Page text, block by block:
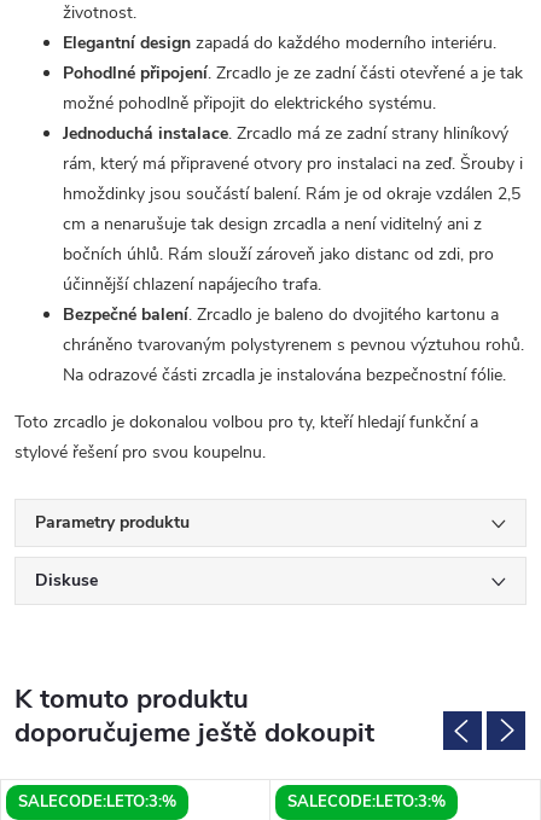
životnost.
Elegantní design zapadá do každého moderního interiéru.
Pohodlné připojení. Zrcadlo je ze zadní části otevřené a je tak
možné pohodlně připojit do elektrického systému.
Jednoduchá instalace. Zrcadlo má ze zadní strany hliníkový
rám, který má připravené otvory pro instalaci na zeď. Šrouby i
hmoždinky jsou součástí balení. Rám je od okraje vzdálen 2,5
cm a nenarušuje tak design zrcadla a není viditelný ani z
bočních úhlů. Rám slouží zároveň jako distanc od zdi, pro
účinnější chlazení napájecího trafa.
Bezpečné balení. Zrcadlo je baleno do dvojitého kartonu a
chráněno tvarovaným polystyrenem s pevnou výztuhou rohů.
Na odrazové části zrcadla je instalována bezpečnostní fólie.
Toto zrcadlo je dokonalou volbou pro ty, kteří hledají funkční a
stylové řešení pro svou koupelnu.
Parametry produktu
Diskuse
K tomuto produktu
doporučujeme ještě dokoupit
SALECODE:LETO:3:%
SALECODE:LETO:3:%